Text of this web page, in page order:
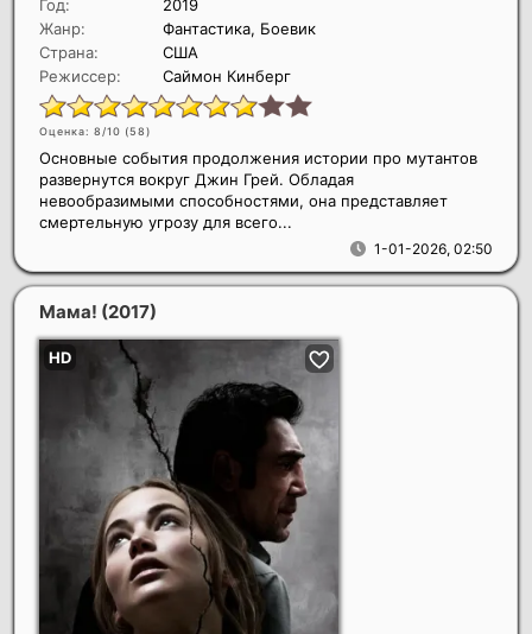
Год:
2019
Жанр:
Фантастика, Боевик
Страна:
США
Режиссер:
Саймон Кинберг
Оценка: 8/10 (58)
1-01-2026, 02:50
Основные события продолжения истории про мутантов
развернутся вокруг Джин Грей. Обладая
невообразимыми способностями, она представляет
смертельную угрозу для всего...
Мама! (2017)